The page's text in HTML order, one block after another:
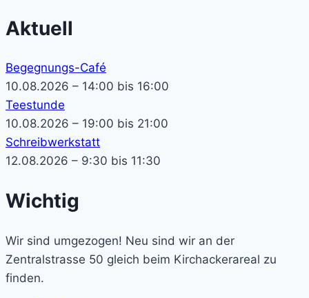
Aktuell
Begegnungs-Café
10.08.2026 – 14:00 bis 16:00
Teestunde
10.08.2026 – 19:00 bis 21:00
Schreibwerkstatt
12.08.2026 – 9:30 bis 11:30
Wichtig
Wir sind umgezogen! Neu sind wir an der
Zentralstrasse 50 gleich beim Kirchackerareal zu
finden.